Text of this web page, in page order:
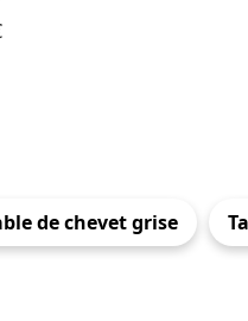
de chevet grise